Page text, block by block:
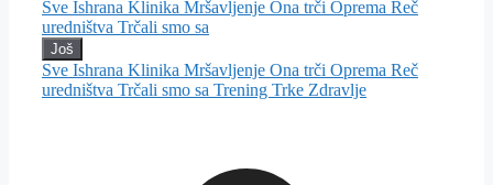
Sve Ishrana Klinika Mršavljenje Ona trči Oprema Reč
uredništva Trčali smo sa
Još
Sve Ishrana Klinika Mršavljenje Ona trči Oprema Reč
uredništva Trčali smo sa Trening Trke Zdravlje